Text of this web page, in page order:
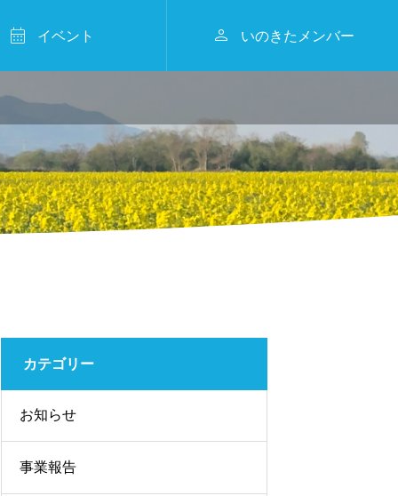
 イベント  いのきたメンバー
KITAMURA KAMAKU
RA WINTER MARCHE
2026

事業報告
フィリピンからきたっ🌴🎉🍅
2024.07.23

カテゴリー
お知らせ
事業報告